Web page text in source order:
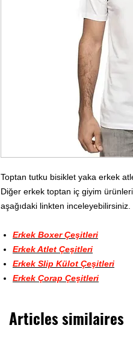
Toptan tutku bisiklet yaka erkek
Diğer erkek toptan iç giyim
aşağıdaki linkten inceleyebilirsiniz.
Erkek Boxer Çeşitleri
Erkek Atlet Çeşitleri
Erkek Slip Külot Çeşitleri
Erkek Çorap Çeşitleri
Articles similaires